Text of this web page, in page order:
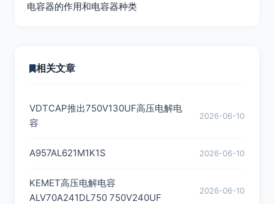
电容器的作用和电容器种类
相关文章
VDTCAP推出750V130UF高压电解电
容
2026-06-10
A957AL621M1K1S 2026-06-10
KEMET高压电解电容
ALV70A241DL750 750V240UF
2026-06-10